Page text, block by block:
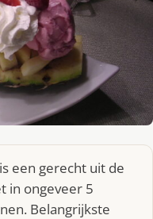
een gerecht uit de
in ongeveer 5
Belangrijkste